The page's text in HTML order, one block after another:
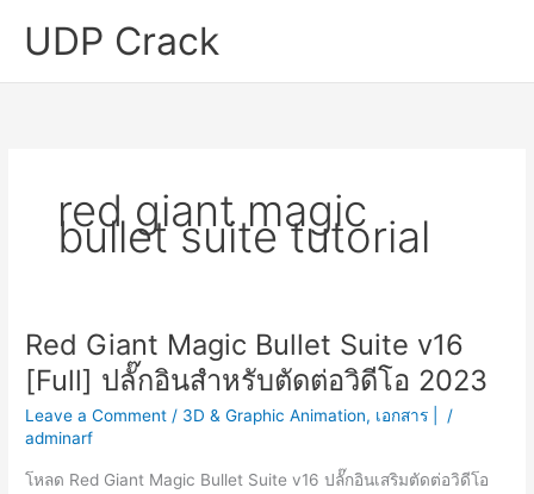
UDP Crack
red giant magic
bullet suite tutorial
Red Giant Magic Bullet Suite v16
[Full] ปลั๊กอินสำหรับตัดต่อวิดีโอ 2023
Leave a Comment / 3D & Graphic Animation, เอกสาร |
/
adminarf
โหลด Red Giant Magic Bullet Suite v16 ปลั๊กอินเสริมตัดต่อวิดีโอ